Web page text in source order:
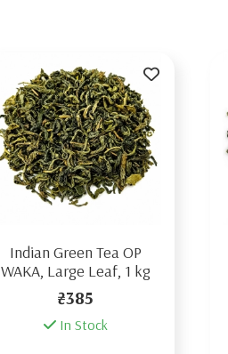
Indian Green Tea OP
WAKA, Large Leaf, 1 kg
₴385
In Stock